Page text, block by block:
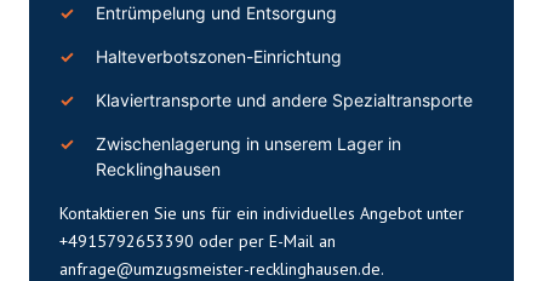
Entrümpelung und Entsorgung
Halteverbotszonen-Einrichtung
Klaviertransporte und andere Spezialtransporte
Zwischenlagerung in unserem Lager in
Recklinghausen
Kontaktieren Sie uns für ein individuelles Angebot unter
+4915792653390 oder per E-Mail an
anfrage@umzugsmeister-recklinghausen.de.